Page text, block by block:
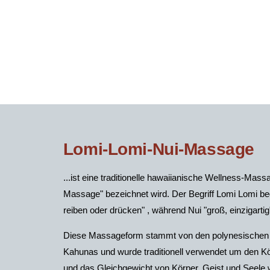
Lomi-Lomi-Nui-Massage
...ist eine traditionelle hawaiianische Wellness-
Massage" bezeichnet wird. Der Begriff Lomi Lomi
reiben oder drücken" , während Nui "groß,
Diese Massageform stammt von den
Kahunas und wurde traditionell verwendet um den
und das Gleichgewicht von Körper, Geist und Seele